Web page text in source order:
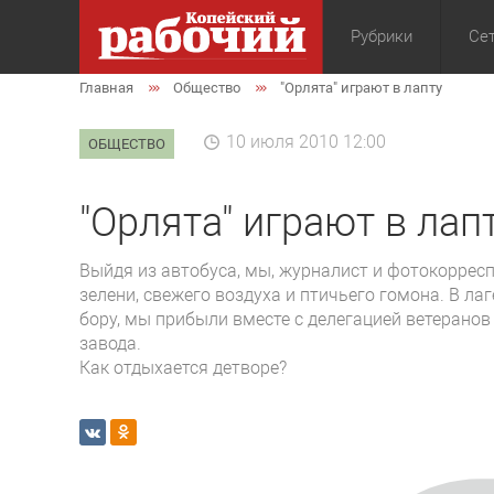
Рубрики
Общество
Главная Общество "Орлята" играют в лапту
ОБЩЕСТВО 10 июля 2010 12:00
"Орлята" играют в
Выйдя из автобуса, мы, журналист и
зелени, свежего воздуха и птичьего гомона. В
бору, мы прибыли вместе с делегацией
завода.
Как отдыхается детворе?